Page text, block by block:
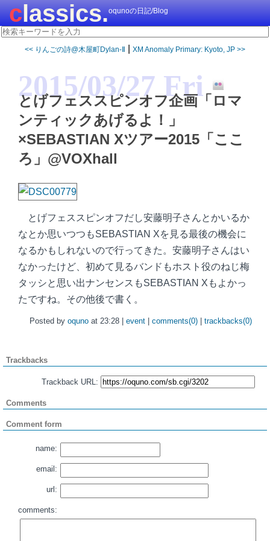
classics.oqunoの日記/Blog
<< りんごの詩@木屋町Dylan-Ⅱ XM Anomaly Primary: Kyoto, JP >>
2015/03/27 Fri
とげフェススピンオフ企画「ロマ
ンティックあげるよ！」
×SEBASTIAN Xツアー2015「ここ
ろ」@VOXhall
とげフェススピンオフだし安藤明子さんとかいるか
なとか思いつつもSEBASTIAN Xを見る最後の機会に
なるかもしれないので行ってきた。安藤明子さんはい
なかったけど、初めて見るバンドもホスト役のねじ梅
タッシと思い出ナンセンスもSEBASTIAN Xもよかっ
たですね。その他後で書く。
Posted by oquno at 23:28 | event comments(0) trackbacks(0)
Trackbacks
Trackback URL:
Comments
Comment form
name:
email:
url:
comments: